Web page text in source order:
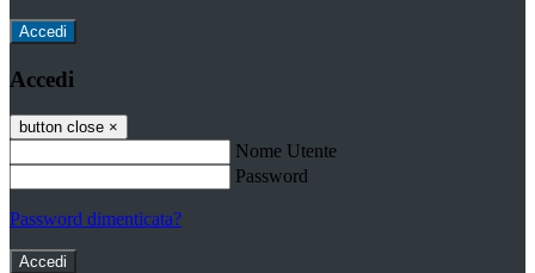
Accedi
Accedi
button close ×
Nome Utente
Password
Password dimenticata?